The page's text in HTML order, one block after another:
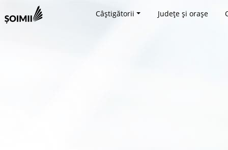
Câștigătorii Județe și orașe